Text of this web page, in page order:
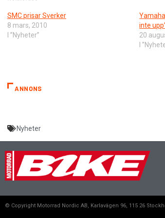
SMC prisar Sverker
8 mars, 2010
I ”Nyheter”
inte
20
I
ANNONS
Nyheter
© Copyright Motorrad Nordic AB, Karlavägen 96, 115 26